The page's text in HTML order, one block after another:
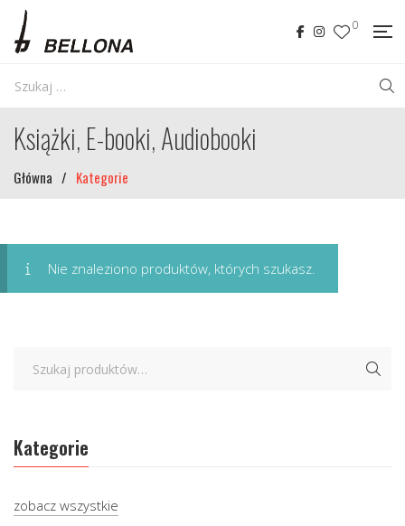
0
Książki, E-booki, Audiobooki
Główna / Kategorie
Nie znaleziono produktów, których szukasz.
Kategorie
zobacz wszystkie